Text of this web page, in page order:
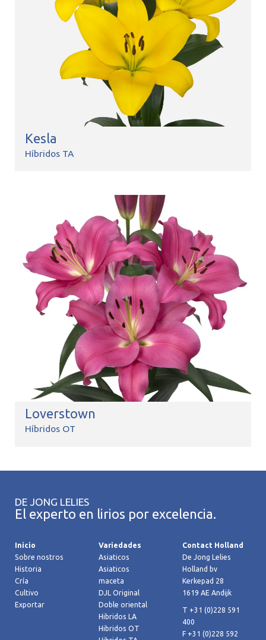
Kesla
Híbridos TA
Loverstown
Híbridos OT
DE JONG LELIES
El experto en lirios por excelencia.
Inicio
Sobre nostros
Historia
Cría
Cultivo
Exportar
Variedades
Asiaticos
Asiaticos
maceta
DJL Original
Doble oriental
Hibridos LA
Hibridos OT
Contact Holland
De Jong Lelies
Holland bv
Kerkepad 28
1619 AE Andijk
T +31 (0)228 591
400
F +31 (0)228 592